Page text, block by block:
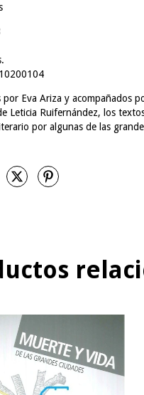
por Eva Ariza y acompañados
Leticia Ruifernández, los
por algunas de las